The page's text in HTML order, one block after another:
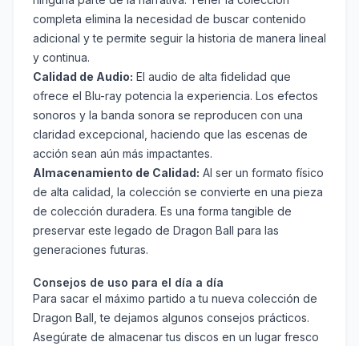
completa elimina la necesidad de buscar contenido
adicional y te permite seguir la historia de manera lineal
y continua.
Calidad de Audio: El audio de alta fidelidad que
ofrece el Blu-ray potencia la experiencia. Los efectos
sonoros y la banda sonora se reproducen con una
claridad excepcional, haciendo que las escenas de
acción sean aún más impactantes.
Almacenamiento de Calidad: Al ser un formato físico
de alta calidad, la colección se convierte en una pieza
de colección duradera. Es una forma tangible de
preservar este legado de Dragon Ball para las
generaciones futuras.
Consejos de uso para el día a día
Para sacar el máximo partido a tu nueva colección de
Dragon Ball, te dejamos algunos consejos prácticos.
Asegúrate de almacenar tus discos en un lugar fresco